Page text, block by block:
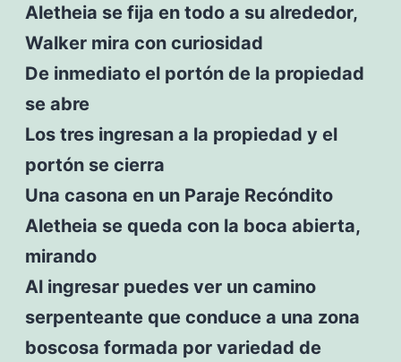
Aletheia se fija en todo a su alrededor,
Walker mira con curiosidad
De inmediato el portón de la propiedad
se abre
Los tres ingresan a la propiedad y el
portón se cierra
Una casona en un Paraje Recóndito
Aletheia se queda con la boca abierta,
mirando
Al ingresar puedes ver un camino
serpenteante que conduce a una zona
boscosa formada por variedad de